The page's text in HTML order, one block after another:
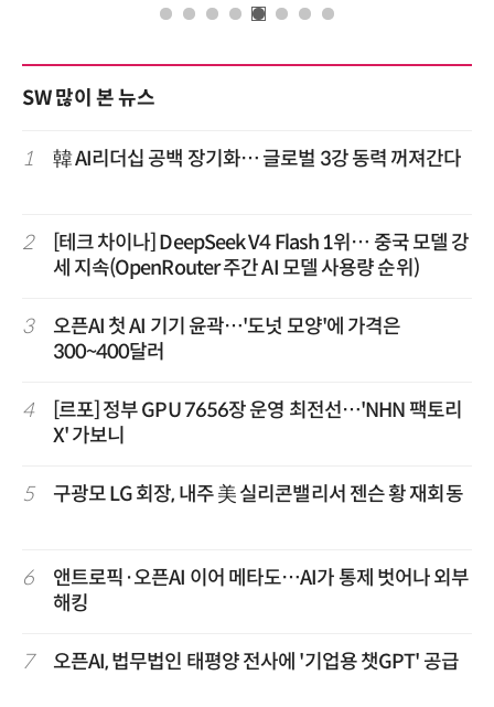
SW 많이 본 뉴스
1 韓 AI리더십 공백 장기화… 글로벌 3강 동력 꺼져간다
2
[테크 차이나] DeepSeek V4 Flash 1위… 중국 모델 강
세 지속(OpenRouter 주간 AI 모델 사용량 순위)
3
오픈AI 첫 AI 기기 윤곽…'도넛 모양'에 가격은
300~400달러
4
[르포] 정부 GPU 7656장 운영 최전선…'NHN 팩토리
X' 가보니
5 구광모 LG 회장, 내주 美 실리콘밸리서 젠슨 황 재회동
6
앤트로픽·오픈AI 이어 메타도…AI가 통제 벗어나 외부
해킹
7 오픈AI, 법무법인 태평양 전사에 '기업용 챗GPT' 공급